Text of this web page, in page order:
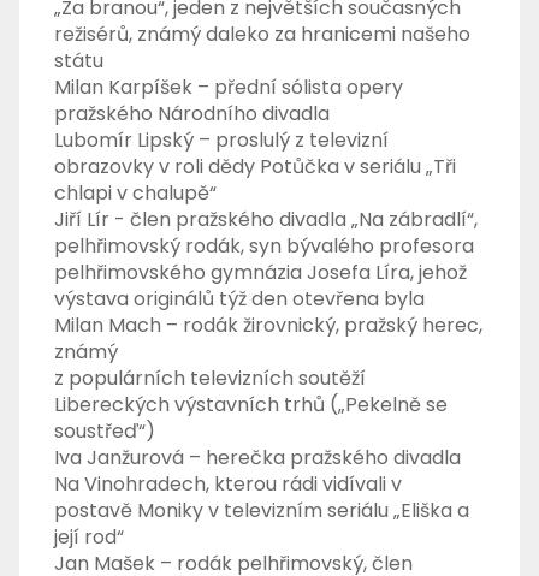
„Za branou“, jeden z největších současných
režisérů, známý daleko za hranicemi našeho
státu
Milan Karpíšek – přední sólista opery
pražského Národního divadla
Lubomír Lipský – proslulý z televizní
obrazovky v roli dědy Potůčka v seriálu „Tři
chlapi v chalupě“
Jiří Lír - člen pražského divadla „Na zábradlí“,
pelhřimovský rodák, syn bývalého profesora
pelhřimovského gymnázia Josefa Líra, jehož
výstava originálů týž den otevřena byla
Milan Mach – rodák žirovnický, pražský herec,
známý
z populárních televizních soutěží
Libereckých výstavních trhů („Pekelně se
soustřeď“)
Iva Janžurová – herečka pražského divadla
Na Vinohradech, kterou rádi vidívali v
postavě Moniky v televizním seriálu „Eliška a
její rod“
Jan Mašek – rodák pelhřimovský, člen